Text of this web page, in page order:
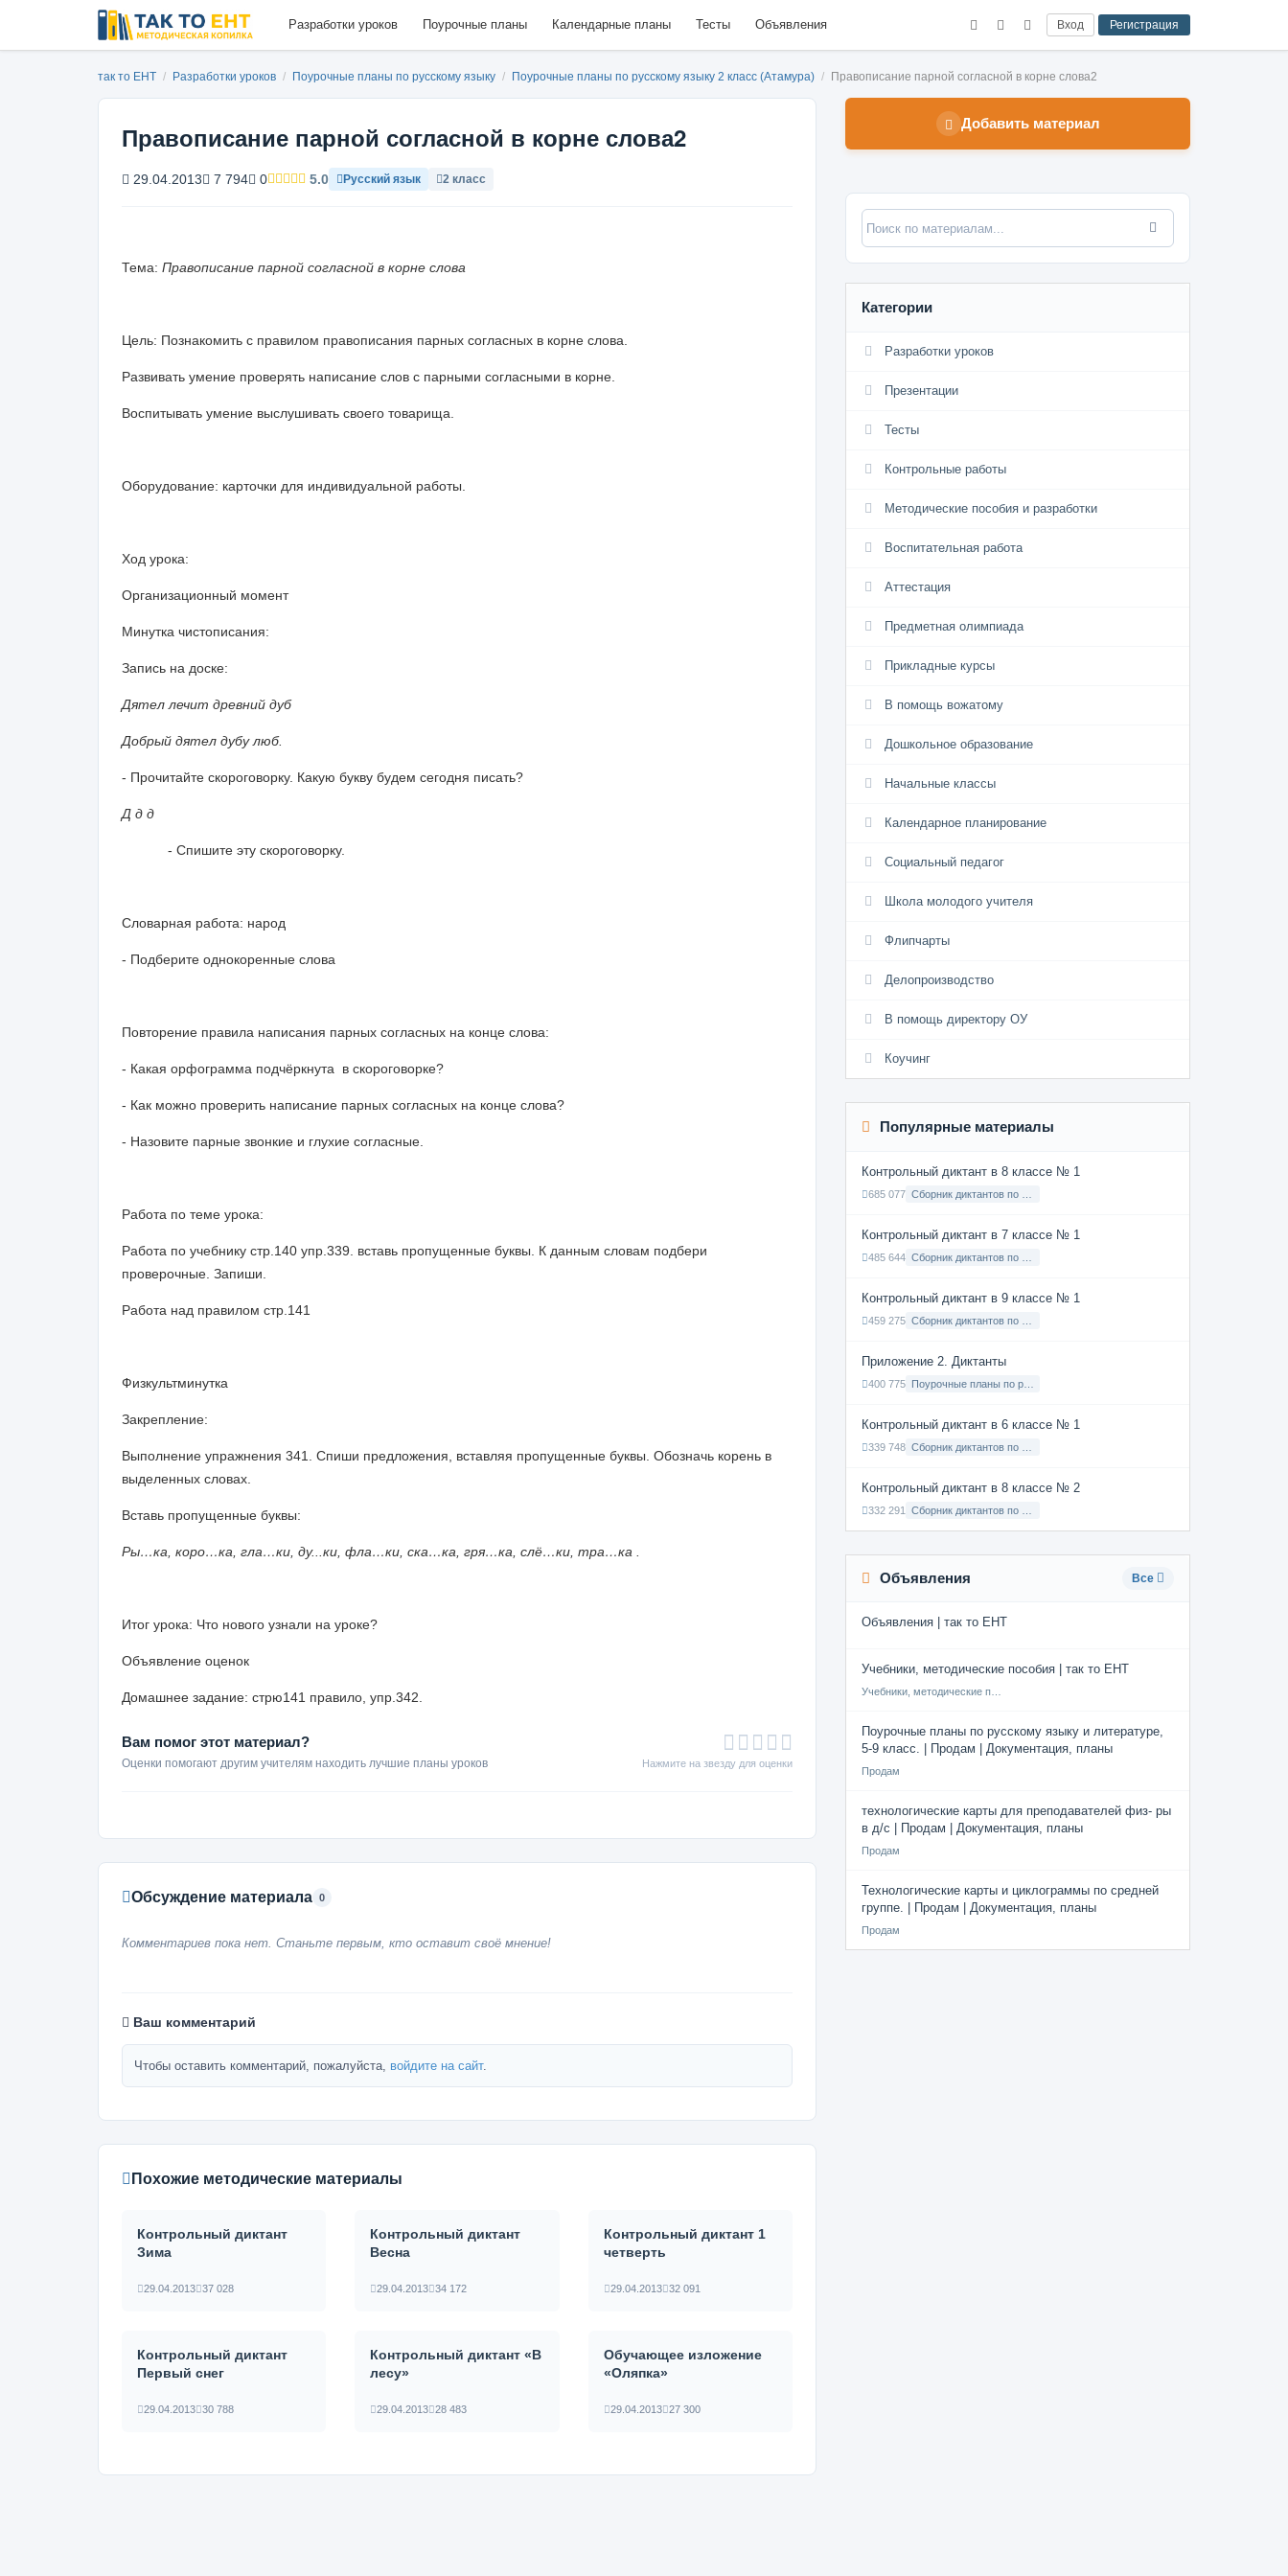
Разработки уроков Поурочные планы Календарные планы Тесты Объявления Вход Регистрация
так то ЕНТ / Разработки уроков / Поурочные планы по русскому языку / Поурочные планы по русскому языку 2 класс (Атамура) / Правописание парной согласной в корне слова2
Правописание парной согласной в корне слова2
29.04.2013 7 794 0 5.0 Русский язык 2 класс
Тема: Правописание парной согласной в корне слова
Цель: Познакомить с правилом правописания парных согласных в корне слова.
Развивать умение проверять написание слов с парными согласными в корне.
Воспитывать умение выслушивать своего товарища.
Оборудование: карточки для индивидуальной работы.
Ход урока:
Организационный момент
Минутка чистописания:
Запись на доске:
Дятел лечит древний дуб
Добрый дятел дубу люб.
- Прочитайте скороговорку. Какую букву будем сегодня писать?
Д д д
- Спишите эту скороговорку.
Словарная работа: народ
- Подберите однокоренные слова
Повторение правила написания парных согласных на конце слова:
- Какая орфограмма подчёркнута в скороговорке?
- Как можно проверить написание парных согласных на конце слова?
- Назовите парные звонкие и глухие согласные.
Работа по теме урока:
Работа по учебнику стр.140 упр.339. вставь пропущенные буквы. К данным словам подбери
проверочные. Запиши.
Работа над правилом стр.141
Физкультминутка
Закрепление:
Выполнение упражнения 341. Спиши предложения, вставляя пропущенные буквы. Обозначь корень в
выделенных словах.
Вставь пропущенные буквы:
Ры…ка, коро…ка, гла…ки, ду...ки, фла…ки, ска…ка, гря…ка, слё…ки, тра…ка .
Итог урока: Что нового узнали на уроке?
Объявление оценок
Домашнее задание: стрю141 правило, упр.342.
Вам помог этот материал?
Оценки помогают другим учителям находить лучшие планы уроков Нажмите на звезду для оценки
Обсуждение материала 0
Комментариев пока нет. Станьте первым, кто оставит своё мнение!
Ваш комментарий
Чтобы оставить комментарий, пожалуйста, войдите на сайт.
Похожие методические материалы
Контрольный диктант
Зима
29.04.2013 37 028
Контрольный диктант
Весна
29.04.2013 34 172
Контрольный диктант 1
четверть
29.04.2013 32 091
Контрольный диктант
Первый снег
29.04.2013 30 788
Контрольный диктант «В
лесу»
29.04.2013 28 483
Обучающее изложение
«Оляпка»
29.04.2013 27 300
Добавить материал
Категории
Разработки уроков
Презентации
Тесты
Контрольные работы
Методические пособия и разработки
Воспитательная работа
Аттестация
Предметная олимпиада
Прикладные курсы
В помощь вожатому
Дошкольное образование
Начальные классы
Календарное планирование
Социальный педагог
Школа молодого учителя
Флипчарты
Делопроизводство
В помощь директору ОУ
Коучинг
Популярные материалы
Контрольный диктант в 8 классе № 1
685 077
Контрольный диктант в 7 классе № 1
485 644
Контрольный диктант в 9 классе № 1
459 275
Приложение 2. Диктанты
400 775
Контрольный диктант в 6 классе № 1
339 748
Контрольный диктант в 8 классе № 2
332 291
Объявления Все
Объявления | так то ЕНТ
Учебники, методические пособия | так то ЕНТ
Поурочные планы по русскому языку и литературе,
5-9 класс. | Продам | Документация, планы
Продам
технологические карты для преподавателей физ- ры
в д/с | Продам | Документация, планы
Продам
Технологические карты и циклограммы по средней
группе. | Продам | Документация, планы
Продам